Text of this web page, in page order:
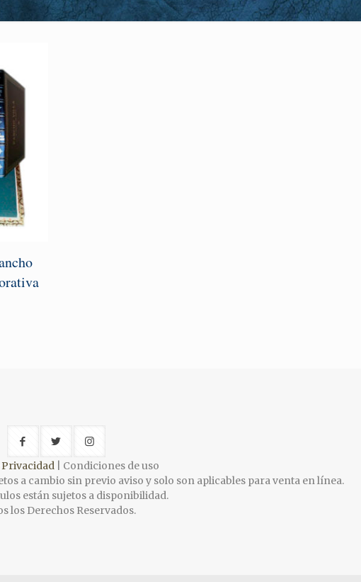
Privacidad | Condiciones de uso
a cambio sin previo aviso y solo son aplicables para venta en línea.
están sujetos a disponibilidad.
los Derechos Reservados.